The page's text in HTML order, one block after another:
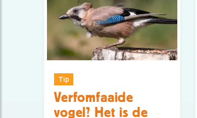
Tip
Verfomfaaide
vogel? Het is de